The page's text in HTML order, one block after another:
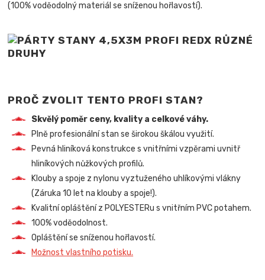
(100% voděodolný materiál se sníženou hořlavostí).
PROČ ZVOLIT TENTO PROFI STAN?
Skvělý poměr ceny, kvality a celkové váhy.
Plně profesionální stan se širokou škálou využití.
Pevná hliníková konstrukce s vnitřními vzpěrami uvnitř
hliníkových nůžkových profilů.
Klouby a spoje z nylonu vyztuženého uhlíkovými vlákny
(Záruka 10 let na klouby a spoje!).
Kvalitní opláštění z POLYESTERu s vnitřním PVC potahem.
100% voděodolnost.
Opláštění se sníženou hořlavostí.
Možnost vlastního potisku.